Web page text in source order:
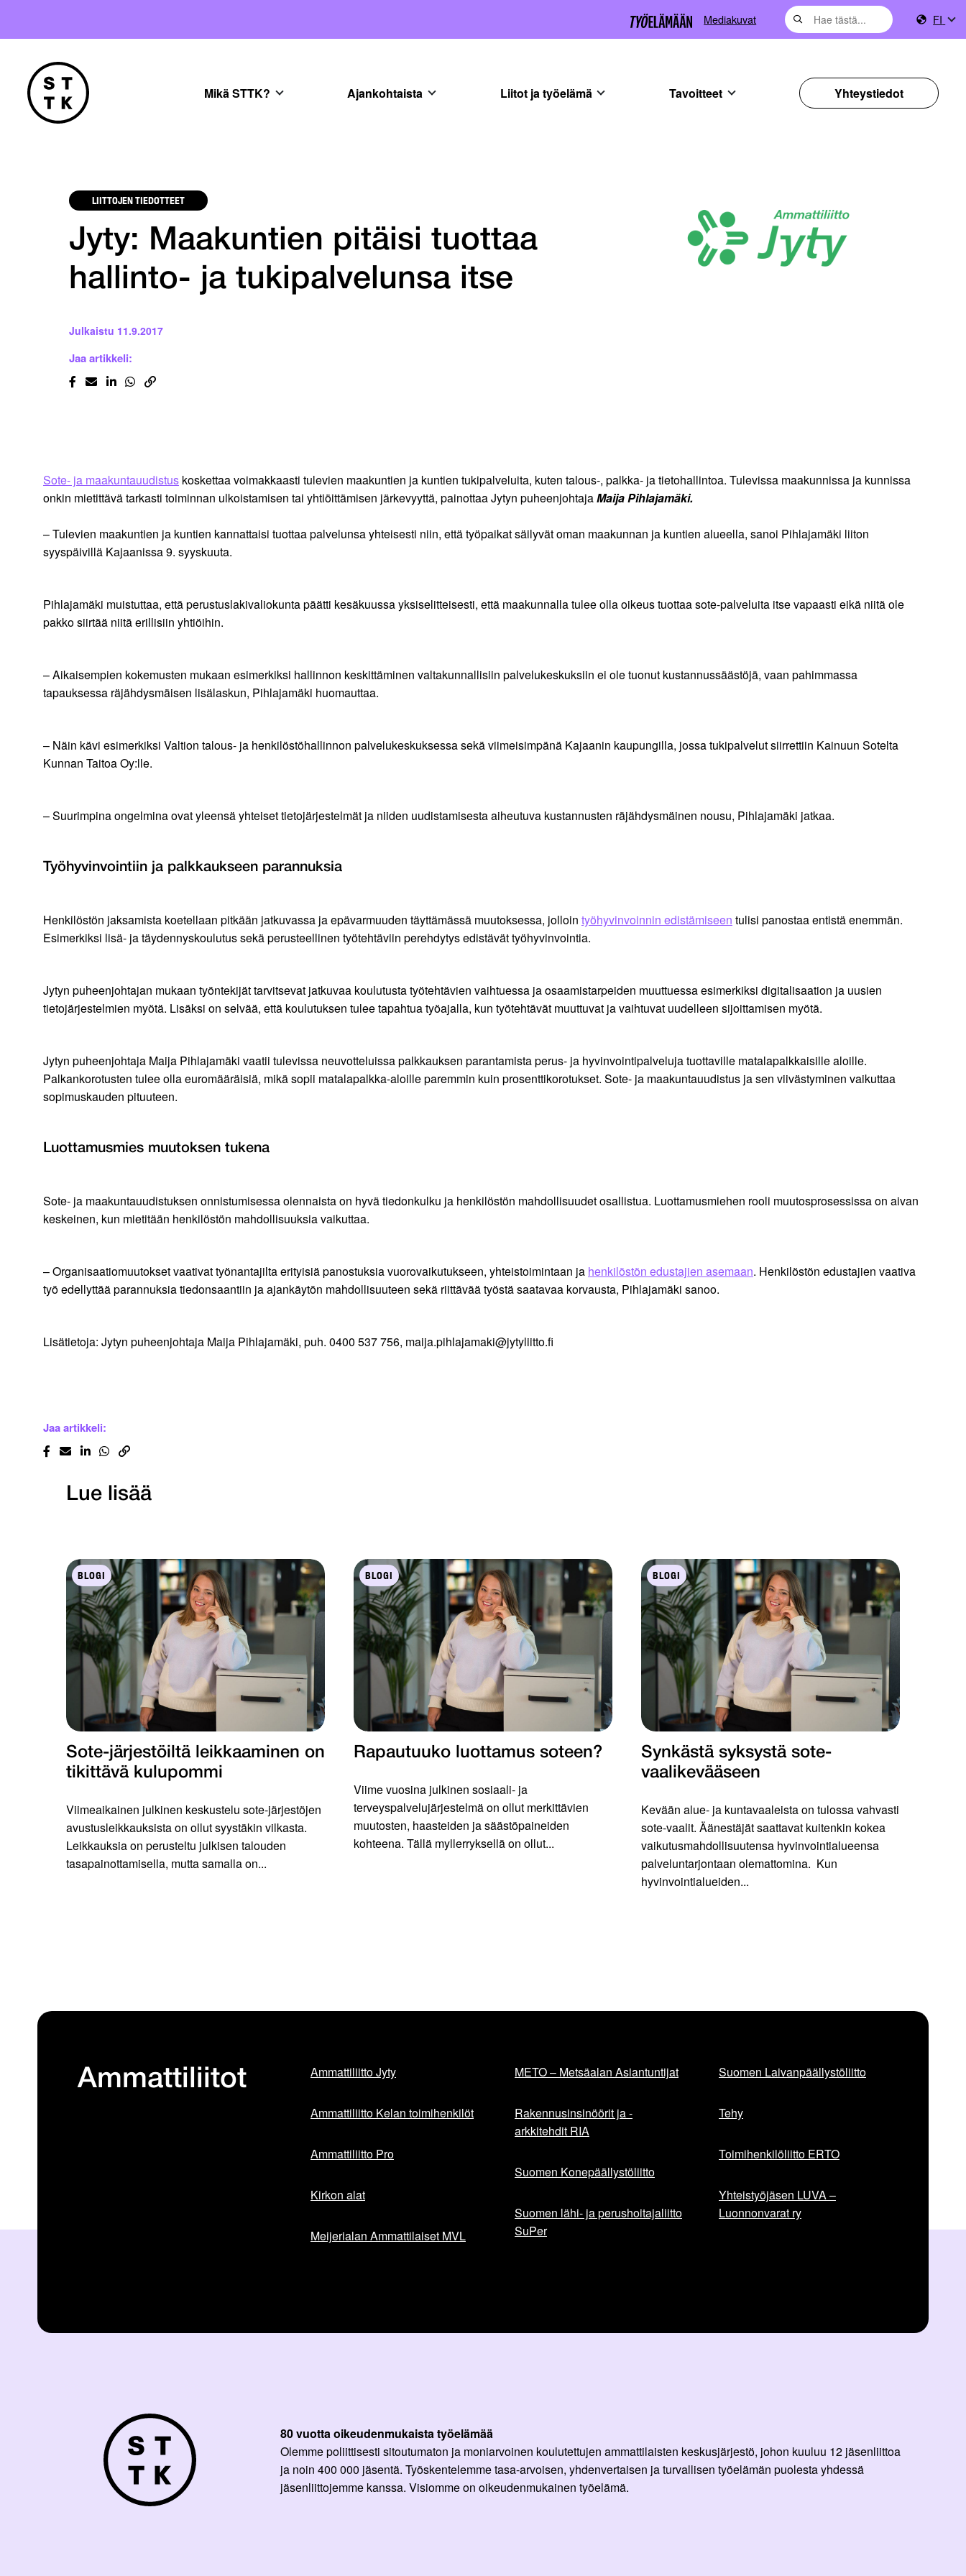
Mediakuvat FI
Mikä STTK? Ajankohtaista Liitot ja työelämä Tavoitteet Yhteystiedot
LIITTOJEN TIEDOTTEET
Jyty: Maakuntien pitäisi tuottaa
hallinto- ja tukipalvelunsa itse
Julkaistu 11.9.2017
Jaa artikkeli:
Sote- ja maakuntauudistus koskettaa voimakkaasti tulevien maakuntien ja kuntien tukipalveluita, kuten talous-, palkka- ja tietohallintoa. Tulevissa maakunnissa ja kunnissa
onkin mietittävä tarkasti toiminnan ulkoistamisen tai yhtiöittämisen järkevyyttä, painottaa Jytyn puheenjohtajaMaija Pihlajamäki.
– Tulevien maakuntien ja kuntien kannattaisi tuottaa palvelunsa yhteisesti niin, että työpaikat säilyvät oman maakunnan ja kuntien alueella, sanoi Pihlajamäki liiton
syyspäivillä Kajaanissa 9. syyskuuta.
Pihlajamäki muistuttaa, että perustuslakivaliokunta päätti kesäkuussa yksiselitteisesti, että maakunnalla tulee olla oikeus tuottaa sote-palveluita itse vapaasti eikä niitä ole
pakko siirtää niitä erillisiin yhtiöihin.
– Aikaisempien kokemusten mukaan esimerkiksi hallinnon keskittäminen valtakunnallisiin palvelukeskuksiin ei ole tuonut kustannussäästöjä, vaan pahimmassa
tapauksessa räjähdysmäisen lisälaskun, Pihlajamäki huomauttaa.
– Näin kävi esimerkiksi Valtion talous- ja henkilöstöhallinnon palvelukeskuksessa sekä viimeisimpänä Kajaanin kaupungilla, jossa tukipalvelut siirrettiin Kainuun Sotelta
Kunnan Taitoa Oy:lle.
– Suurimpina ongelmina ovat yleensä yhteiset tietojärjestelmät ja niiden uudistamisesta aiheutuva kustannusten räjähdysmäinen nousu, Pihlajamäki jatkaa.
Työhyvinvointiin ja palkkaukseen parannuksia
Henkilöstön jaksamista koetellaan pitkään jatkuvassa ja epävarmuuden täyttämässä muutoksessa, jolloin työhyvinvoinnin edistämiseen tulisi panostaa entistä enemmän.
Esimerkiksi lisä- ja täydennyskoulutus sekä perusteellinen työtehtäviin perehdytys edistävät työhyvinvointia.
Jytyn puheenjohtajan mukaan työntekijät tarvitsevat jatkuvaa koulutusta työtehtävien vaihtuessa ja osaamistarpeiden muuttuessa esimerkiksi digitalisaation ja uusien
tietojärjestelmien myötä. Lisäksi on selvää, että koulutuksen tulee tapahtua työajalla, kun työtehtävät muuttuvat ja vaihtuvat uudelleen sijoittamisen myötä.
Jytyn puheenjohtaja Maija Pihlajamäki vaatii tulevissa neuvotteluissa palkkauksen parantamista perus- ja hyvinvointipalveluja tuottaville matalapalkkaisille aloille.
Palkankorotusten tulee olla euromääräisiä, mikä sopii matalapalkka-aloille paremmin kuin prosenttikorotukset. Sote- ja maakuntauudistus ja sen viivästyminen vaikuttaa
sopimuskauden pituuteen.
Luottamusmies muutoksen tukena
Sote- ja maakuntauudistuksen onnistumisessa olennaista on hyvä tiedonkulku ja henkilöstön mahdollisuudet osallistua. Luottamusmiehen rooli muutosprosessissa on aivan
keskeinen, kun mietitään henkilöstön mahdollisuuksia vaikuttaa.
– Organisaatiomuutokset vaativat työnantajilta erityisiä panostuksia vuorovaikutukseen, yhteistoimintaan ja henkilöstön edustajien asemaan. Henkilöstön edustajien vaativa
työ edellyttää parannuksia tiedonsaantiin ja ajankäytön mahdollisuuteen sekä riittävää työstä saatavaa korvausta, Pihlajamäki sanoo.
Lisätietoja: Jytyn puheenjohtaja Maija Pihlajamäki, puh. 0400 537 756, maija.pihlajamaki@jytyliitto.fi
Jaa artikkeli:
Lue lisää
BLOGI
Sote-järjestöiltä leikkaaminen on
tikittävä kulupommi
Viimeaikainen julkinen keskustelu sote-järjestöjen
avustusleikkauksista on ollut syystäkin vilkasta.
Leikkauksia on perusteltu julkisen talouden
tasapainottamisella, mutta samalla on...
BLOGI
Rapautuuko luottamus soteen?
Viime vuosina julkinen sosiaali- ja
terveyspalvelujärjestelmä on ollut merkittävien
muutosten, haasteiden ja säästöpaineiden
kohteena. Tällä myllerryksellä on ollut...
BLOGI
Synkästä syksystä sote-
vaalikevääseen
Kevään alue- ja kuntavaaleista on tulossa vahvasti
sote-vaalit. Äänestäjät saattavat kuitenkin kokea
vaikutusmahdollisuutensa hyvinvointialueensa
palveluntarjontaan olemattomina. Kun
hyvinvointialueiden...
Ammattiliitot Ammattiliitto Jyty
Ammattiliitto Kelan toimihenkilöt
Ammattiliitto Pro
Kirkon alat
Meijerialan Ammattilaiset MVL
METO – Metsäalan Asiantuntijat
Rakennusinsinöörit ja -
arkkitehdit RIA
Suomen Konepäällystöliitto
Suomen lähi- ja perushoitajaliitto
SuPer
Suomen Laivanpäällystöliitto
Tehy
Toimihenkilöliitto ERTO
Yhteistyöjäsen LUVA –
Luonnonvarat ry
80 vuotta oikeudenmukaista työelämää
Olemme poliittisesti sitoutumaton ja moniarvoinen koulutettujen ammattilaisten keskusjärjestö, johon kuuluu 12 jäsenliittoa
ja noin 400 000 jäsentä. Työskentelemme tasa-arvoisen, yhdenvertaisen ja turvallisen työelämän puolesta yhdessä
jäsenliittojemme kanssa. Visiomme on oikeudenmukainen työelämä.